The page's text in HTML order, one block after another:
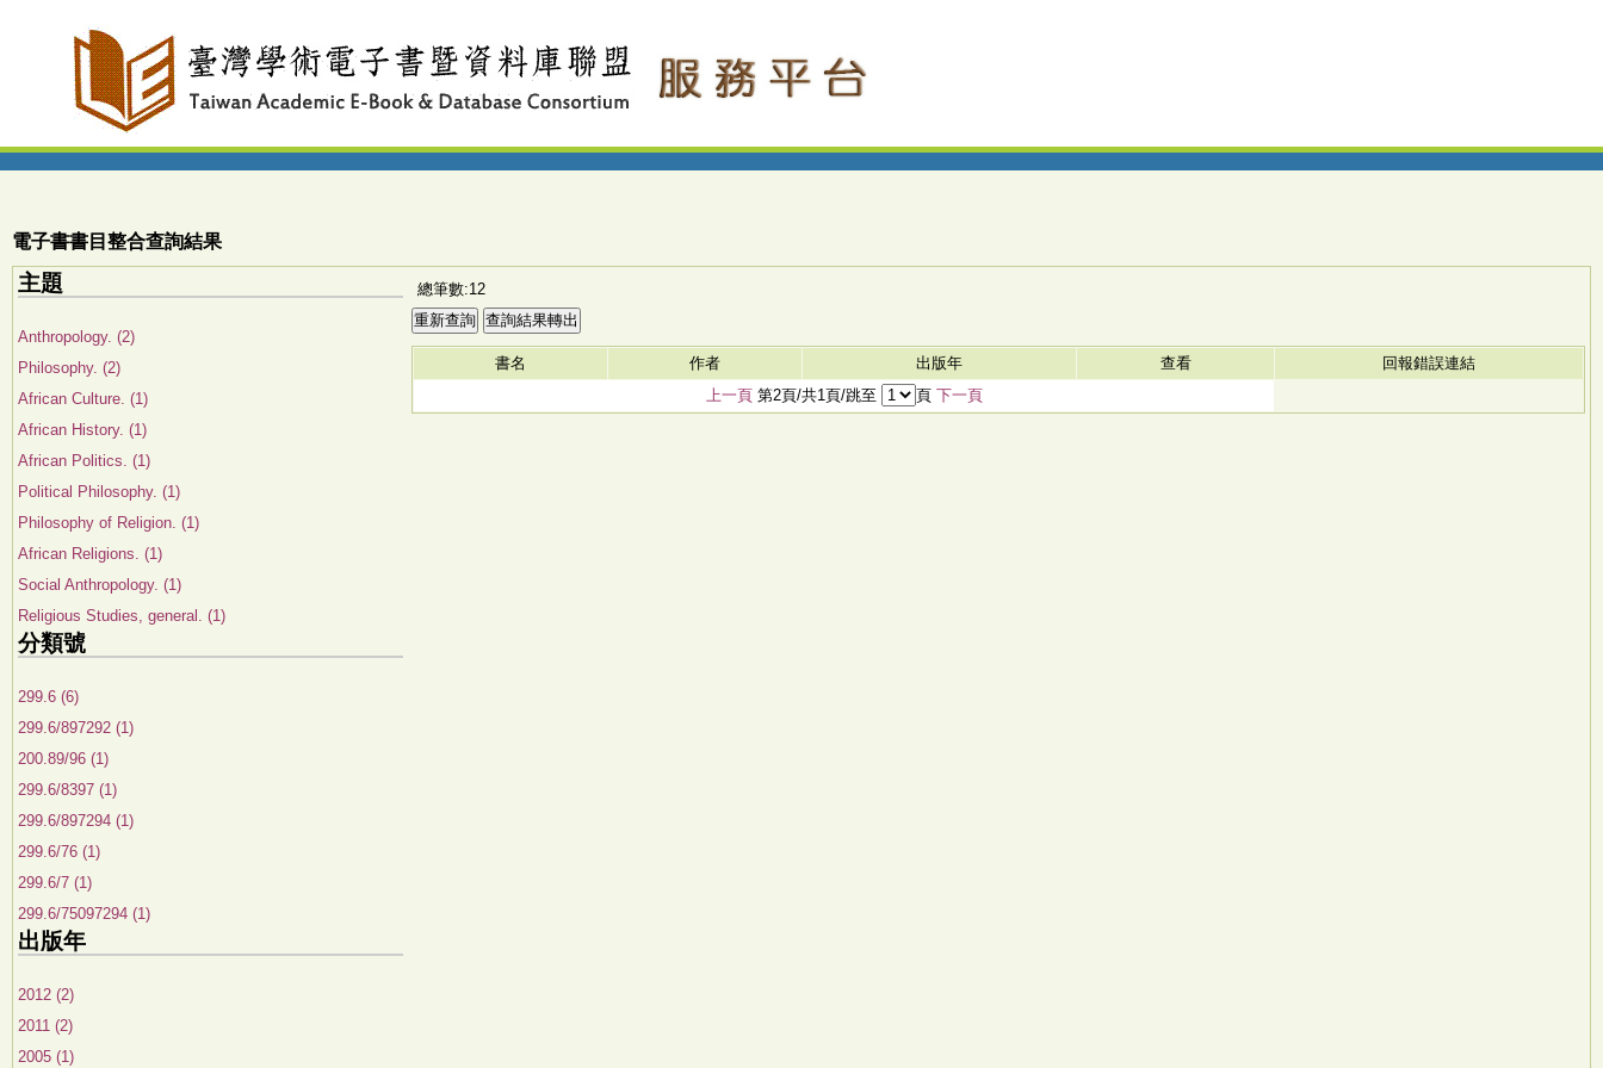
電子書書目整合查詢結果
主題
Anthropology. (2)
Philosophy. (2)
African Culture. (1)
African History. (1)
African Politics. (1)
Political Philosophy. (1)
Philosophy of Religion. (1)
African Religions. (1)
Social Anthropology. (1)
Religious Studies, general. (1)
分類號
299.6 (6)
299.6/897292 (1)
200.89/96 (1)
299.6/8397 (1)
299.6/897294 (1)
299.6/76 (1)
299.6/7 (1)
299.6/75097294 (1)
出版年
2012 (2)
2011 (2)
2005 (1)
總筆數:12
書名 作者 出版年 查看
回報錯誤連結
上一頁第2頁/共1頁/跳至 頁 下一頁